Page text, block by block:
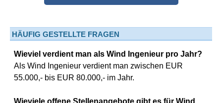
HÄUFIG GESTELLTE FRAGEN
Wieviel verdient man als Wind Ingenieur pro Jahr?
Als Wind Ingenieur verdient man zwischen EUR
55.000,- bis EUR 80.000,- im Jahr.
Wieviele offene Stellenangebote gibt es für Wind